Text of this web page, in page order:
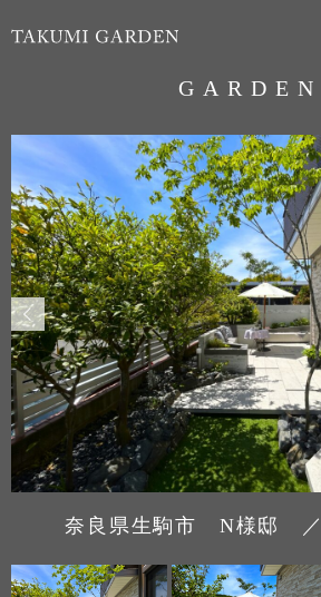
GARDEN
奈良県生駒市 N様邸